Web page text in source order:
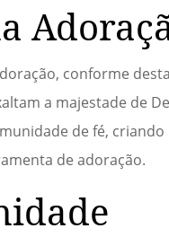
conforme
a majestade de
de fé,
de adoração.